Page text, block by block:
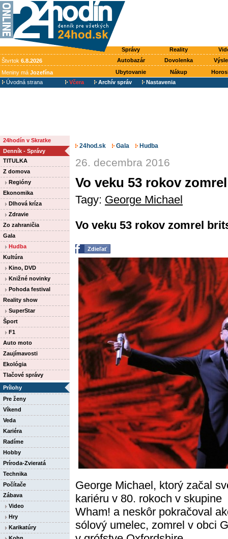
Správy Reality
Štvrtok 6.8.2026 Autobazár Dovolenka
Meniny má Jozefína Ubytovanie Nákup
Úvodná strana
Včera Archív správ Nastavenia
24hodín v Skratke
Denník - Správy
TITULKA
Z domova
Regióny
Ekonomika
Dlhová kríza
Zdravie
Zo zahraničia
Gala
Hudba
Kultúra
Kino, DVD
Knižné novinky
Pohoda festival
Reality show
SuperStar
Šport
F1
Auto moto
Zaujímavosti
Ekológia
Tlačové správy
Prílohy
Pre ženy
Víkend
Veda
Kariéra
Radíme
Hobby
Príroda-Zvieratá
Technika
Počítače
Zábava
Video
Hry
Karikatúry
24hod.sk Gala Hudba
26. decembra 2016
Vo veku 53 rokov
Tagy: George Michael
Vo veku 53 rokov zomrel
Zdieľať
George Michael, ktorý začal
kariéru v 80. rokoch v skupine
Wham! a neskôr pokračoval
sólový umelec, zomrel v obci